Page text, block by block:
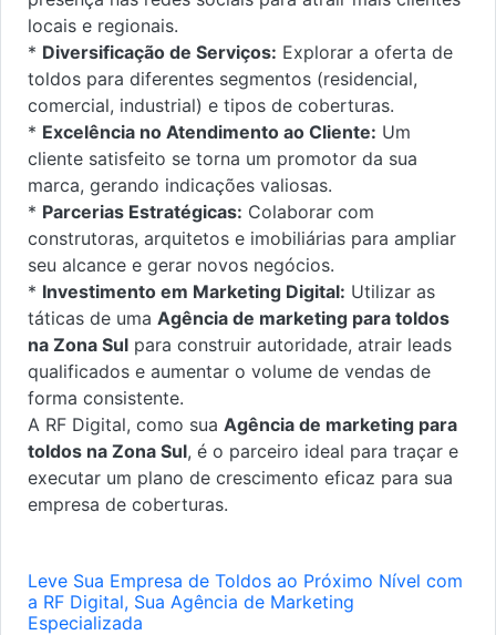
locais e regionais.
* Diversificação de Serviços: Explorar a oferta de
toldos para diferentes segmentos (residencial,
comercial, industrial) e tipos de coberturas.
* Excelência no Atendimento ao Cliente: Um
cliente satisfeito se torna um promotor da sua
marca, gerando indicações valiosas.
* Parcerias Estratégicas: Colaborar com
construtoras, arquitetos e imobiliárias para ampliar
seu alcance e gerar novos negócios.
* Investimento em Marketing Digital: Utilizar as
táticas de uma Agência de marketing para toldos
na Zona Sul para construir autoridade, atrair leads
qualificados e aumentar o volume de vendas de
forma consistente.
A RF Digital, como sua Agência de marketing para
toldos na Zona Sul, é o parceiro ideal para traçar e
executar um plano de crescimento eficaz para sua
empresa de coberturas.
Leve Sua Empresa de Toldos ao Próximo Nível com
a RF Digital, Sua Agência de Marketing
Especializada